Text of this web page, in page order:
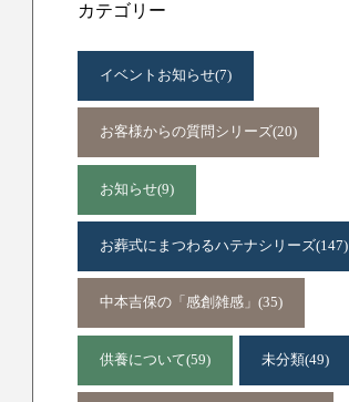
カテゴリー
イベントお知らせ(7)
お客様からの質問シリーズ(20)
お知らせ(9)
お葬式にまつわるハテナシリーズ(147)
中本吉保の「感創雑感」 (35)
供養について(59) 未分類(49)